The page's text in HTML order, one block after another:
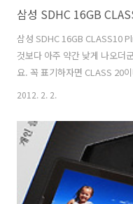
삼성 SDHC 16GB
삼성 SDHC 16GB CLASS10
것보다 아주 약간 낮게 나오더
요. 꼭 표기하자면 CLASS 20
CLASS10 Plus의 4K 속도는
속도가 중요한 것이라면 CF메
요. 예전에는 CF메모리를 레
지만 요즘은 그렇게는 안하죠
은 CLASS10을 만족하며 (읽
에도 강한 제품 입니다. SD..
2012. 2. 2.